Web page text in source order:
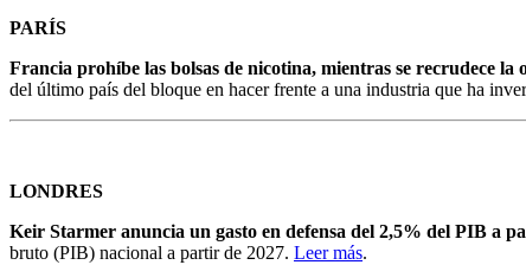
PARÍS
Francia prohíbe las bolsas de nicotina, mientras se recrudece la
del último país del bloque en hacer frente a una industria que ha
LONDRES
Keir Starmer anuncia un gasto en defensa del 2,5% del PIB a
bruto (PIB) nacional a partir de 2027. Leer más.